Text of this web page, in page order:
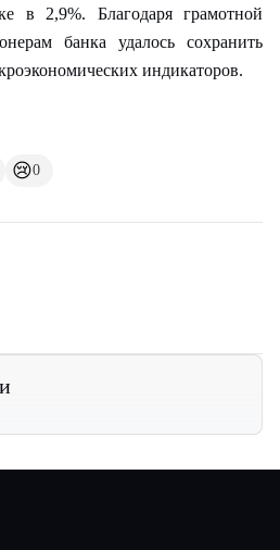
в 2,9%. Благодаря грамотной
банка удалось сохранить
индикаторов.
😢0